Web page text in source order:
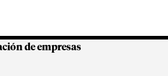
Colombianas
de empresas